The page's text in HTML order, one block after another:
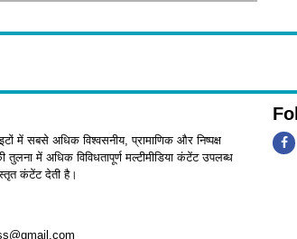
में सबसे अधिक विश्वसनीय, प्रामाणिक और निष्पक्ष
तुलना में अधिक विविधतापूर्ण मल्टीमीडिया कंटेंट उपलब्ध
कंटेंट देती है।